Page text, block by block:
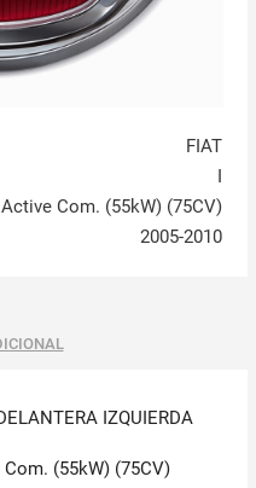
FIAT
I
Com. (55kW) (75CV)
2005-2010
IZQUIERDA
(55kW) (75CV)